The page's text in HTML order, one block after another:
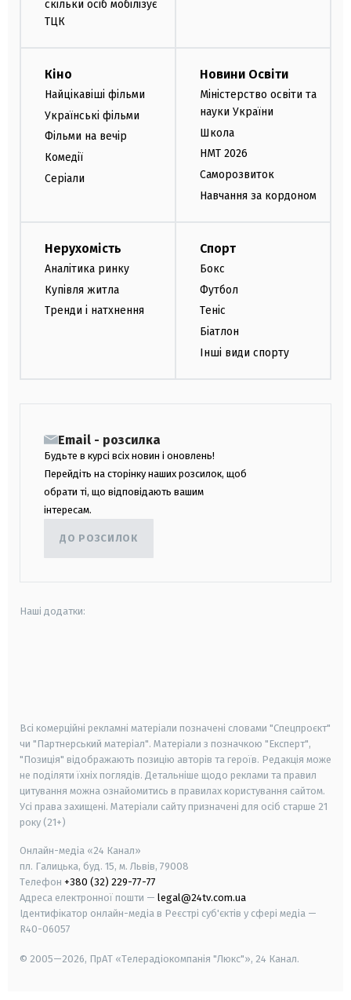
скільки осіб мобілізує
ТЦК
Кіно
Найцікавіші фільми
Українські фільми
Фільми на вечір
Комедії
Серіали
Новини Освіти
Міністерство освіти та
науки України
Школа
НМТ 2026
Саморозвиток
Навчання за кордоном
Нерухомість
Аналітика ринку
Купівля житла
Тренди і натхнення
Спорт
Бокс
Футбол
Теніс
Біатлон
Інші види спорту
Email - розсилка
Будьте в курсі всіх новин і оновлень!
Перейдіть на сторінку наших розсилок, щоб
обрати ті, що відповідають вашим
інтересам.
ДО РОЗСИЛОК
Наші додатки:
Всі комерційні рекламні матеріали позначені словами "Спецпроєкт"
чи "Партнерський матеріал". Матеріали з позначкою "Експерт",
"Позиція" відображають позицію авторів та героїв. Редакція може
не поділяти їхніх поглядів. Детальніше щодо реклами та правил
цитування можна ознайомитись в правилах користування сайтом.
Усі права захищені. Матеріали сайту призначені для осіб старше 21
року (21+)
Онлайн-медіа «24 Канал»
пл. Галицька, буд. 15, м. Львів, 79008
Телефон +380 (32) 229-77-77
Адреса електронної пошти — legal@24tv.com.ua
Ідентифікатор онлайн-медіа в Реєстрі суб'єктів у сфері медіа —
R40-06057
© 2005—2026, ПрАТ «Телерадіокомпанія "Люкс"», 24 Канал.